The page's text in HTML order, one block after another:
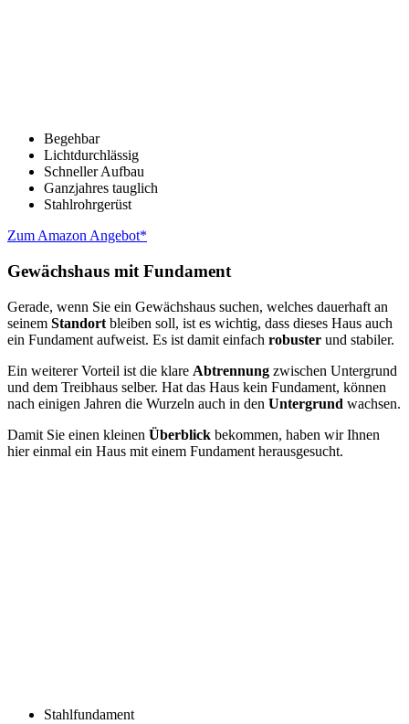
Begehbar
Lichtdurchlässig
Schneller Aufbau
Ganzjahres tauglich
Stahlrohrgerüst
Zum Amazon Angebot*
Gewächshaus mit Fundament
Gerade, wenn Sie ein Gewächshaus suchen, welches dauerhaft an
seinem Standort bleiben soll, ist es wichtig, dass dieses Haus auch
ein Fundament aufweist. Es ist damit einfach robuster und stabiler.
Ein weiterer Vorteil ist die klare Abtrennung zwischen Untergrund
und dem Treibhaus selber. Hat das Haus kein Fundament, können
nach einigen Jahren die Wurzeln auch in den Untergrund wachsen.
Damit Sie einen kleinen Überblick bekommen, haben wir Ihnen
hier einmal ein Haus mit einem Fundament herausgesucht.
Stahlfundament